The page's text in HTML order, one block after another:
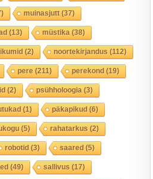
muinasjutt(37)
(13) müstika (38)
(2) noortekirjandus (112)
pere (211) perekond(19)
(2) psühholoogia (3)
(1) päkapikud(6)
(5) rahatarkus (2)
robotid(3) saared(5)
(49) sallivus (17)